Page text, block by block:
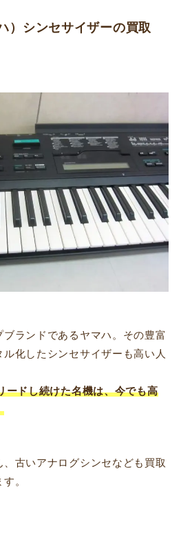
）シンセサイザーの買取
ランドであるヤマハ。その豊富
化したシンセサイザーも高い人
ードし続けた名機は、今でも高
古いアナログシンセなども買取
。